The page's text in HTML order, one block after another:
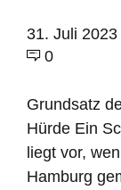
31. Juli 2023
0
Grundsatz
Hürde Ein
liegt vor,
Hamburg